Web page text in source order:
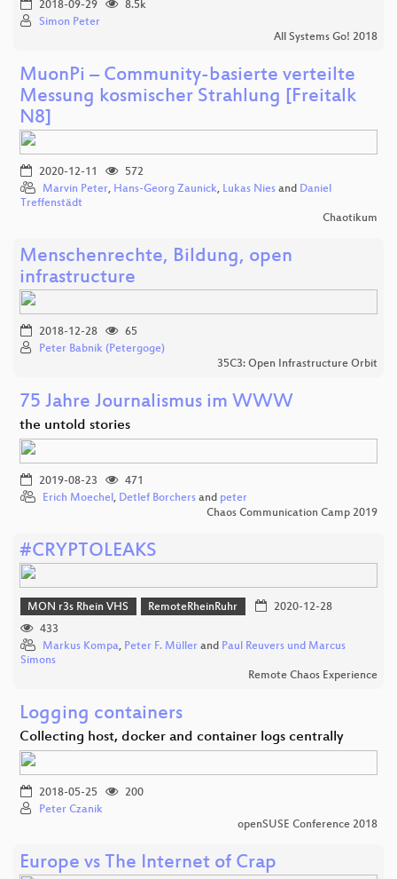
2018-09-29
8.5k
Simon Peter
All Systems Go! 2018
MuonPi – Community-basierte verteilte
Messung kosmischer Strahlung [Freitalk
N8]
2020-12-11
572
Marvin Peter, Hans-Georg Zaunick, Lukas Nies and Daniel
Treffenstädt
Chaotikum
Menschenrechte, Bildung, open
infrastructure
2018-12-28
65
Peter Babnik (Petergoge)
35C3: Open Infrastructure Orbit
75 Jahre Journalismus im WWW
the untold stories
2019-08-23
471
Erich Moechel, Detlef Borchers and peter
Chaos Communication Camp 2019
#CRYPTOLEAKS
MON r3s Rhein VHS RemoteRheinRuhr
2020-12-28
433
Markus Kompa, Peter F. Müller and Paul Reuvers und Marcus
Simons
Remote Chaos Experience
Logging containers
Collecting host, docker and container logs centrally
2018-05-25
200
Peter Czanik
openSUSE Conference 2018
Europe vs The Internet of Crap